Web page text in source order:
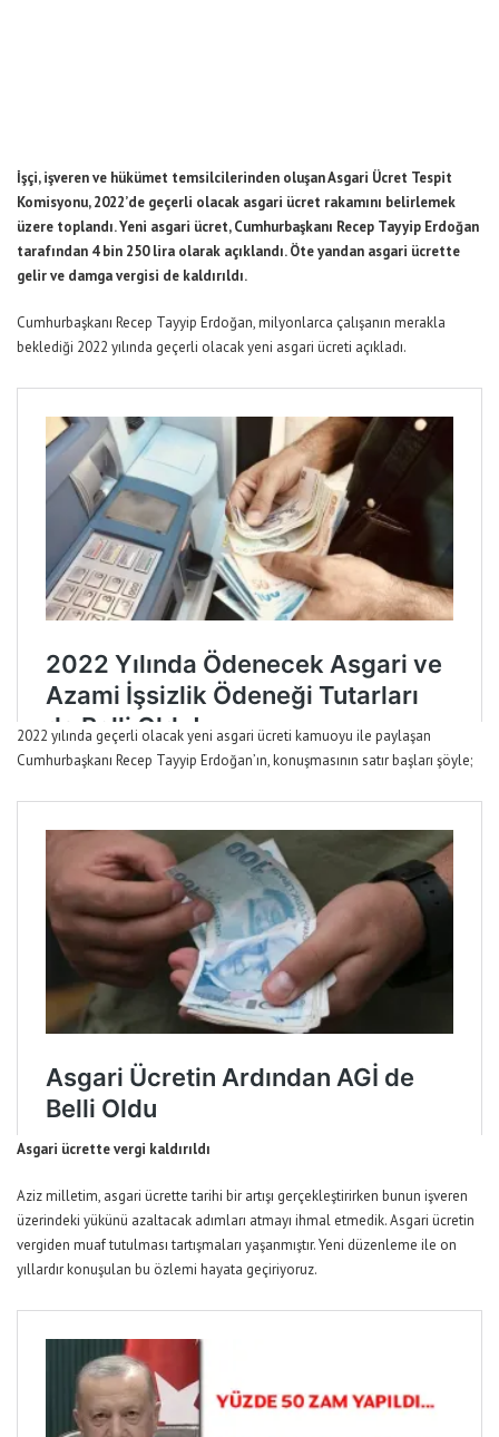
İşçi, işveren ve hükümet temsilcilerinden oluşan Asgari Ücret Tespit
Komisyonu, 2022’de geçerli olacak asgari ücret rakamını belirlemek
üzere toplandı. Yeni asgari ücret, Cumhurbaşkanı Recep Tayyip Erdoğan
tarafından 4 bin 250 lira olarak açıklandı. Öte yandan asgari ücrette
gelir ve damga vergisi de kaldırıldı.
Cumhurbaşkanı Recep Tayyip Erdoğan, milyonlarca çalışanın merakla
beklediği 2022 yılında geçerli olacak yeni asgari ücreti açıkladı.
2022 yılında geçerli olacak yeni asgari ücreti kamuoyu ile paylaşan
Cumhurbaşkanı Recep Tayyip Erdoğan’ın, konuşmasının satır başları şöyle;
Asgari ücrette vergi kaldırıldı
Aziz milletim, asgari ücrette tarihi bir artışı gerçekleştirirken bunun işveren
üzerindeki yükünü azaltacak adımları atmayı ihmal etmedik. Asgari ücretin
vergiden muaf tutulması tartışmaları yaşanmıştır. Yeni düzenleme ile on
yıllardır konuşulan bu özlemi hayata geçiriyoruz.